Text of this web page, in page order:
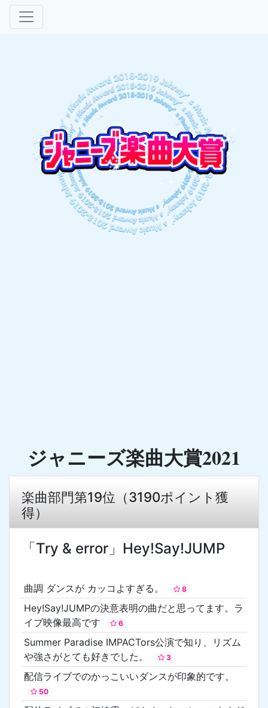
ジャニーズ楽曲大賞2021
楽曲部門第19位（3190ポイント獲
得）
「Try & error」Hey!Say!JUMP
曲調 ダンスが カッコよすぎる。 8
Hey!Say!JUMPの決意表明の曲だと思ってます。ラ
イブ映像最高です
6
Summer Paradise IMPACTors公演で知り、リズム
や強さがとても好きでした。
3
配信ライブでのかっこいいダンスが印象的です。
50